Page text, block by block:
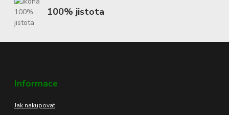
100% jistota
Informace
Jak nakupovat